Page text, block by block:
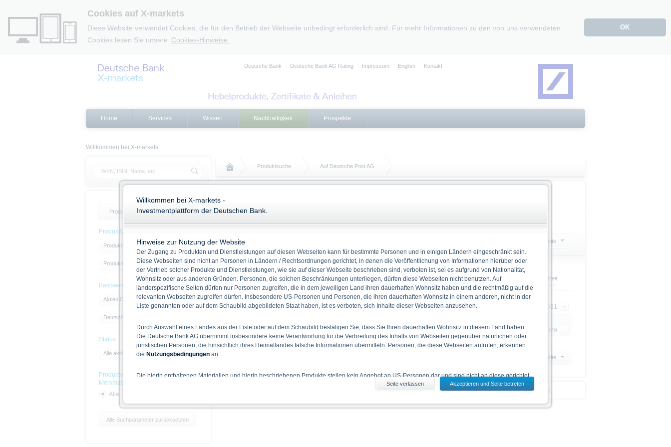
Cookies auf X-markets
Diese Website verwendet Cookies, die für den Betrieb der Webseite unbedingt erforderlich sind. Für mehr Informationen zu den von uns verwendeten
Cookies lesen Sie unsere Cookies-Hinweise.
OK
Deutsche Bank Deutsche Bank AG Rating Impressum English Kontakt
Home Services Wissen Nachhaltigkeit Prospekte
Willkommen bei X-markets.
Produktsuche Auf Deutsche Post AG
20 Ergebnisse pro Seite
Name/
WKN
Geld Brief
Bezugs-
verhältnis
Laufzeit
Deutsche Post AG Express-Zertifikat
DB9WMV
- - 2,050441
09.04.2031
DB9VWC
- - 2,608923 21.09.2029
20 Ergebnisse pro Seite
Disclaimer zur EU Referenzwerte-Verordnung und zu den Deutsche Bank Indikationen
Produktliste Produktfilter
Produkttyp
Produkttyp
Produkttyp
Basiswert
Aktien Deutschland
Deutsche Post AG
Status
Alle aktiven Produkte
Produkte mit Nachhaltigskeits-
Merkmalen
Alle
Alle Suchparameter zurücksetzen
Willkommen bei X-markets -
Investmentplattform der Deutschen Bank.
Hinweise zur Nutzung der Website
Der Zugang zu Produkten und Dienstleistungen auf diesen Webseiten kann für bestimmte Personen und in einigen Ländern eingeschränkt sein.
Diese Webseiten sind nicht an Personen in Ländern / Rechtsordnungen gerichtet, in denen die Veröffentlichung von Informationen hierüber oder
der Vertrieb solcher Produkte und Dienstleistungen, wie sie auf dieser Webseite beschrieben sind, verboten ist, sei es aufgrund von Nationalität,
Wohnsitz oder aus anderen Gründen. Personen, die solchen Beschränkungen unterliegen, dürfen diese Webseiten nicht benutzen. Auf
länderspezifische Seiten dürfen nur Personen zugreifen, die in dem jeweiligen Land ihren dauerhaften Wohnsitz haben und die rechtmäßig auf die
relevanten Webseiten zugreifen dürfen. Insbesondere US-Personen und Personen, die ihren dauerhaften Wohnsitz in einem anderen, nicht in der
Liste genannten oder auf dem Schaubild abgebildeten Staat haben, ist es verboten, sich Inhalte dieser Webseiten anzusehen.
Durch Auswahl eines Landes aus der Liste oder auf dem Schaubild bestätigen Sie, dass Sie Ihren dauerhaften Wohnsitz in diesem Land haben.
Die Deutsche Bank AG übernimmt insbesondere keine Verantwortung für die Verbreitung des Inhalts von Webseiten gegenüber natürlichen oder
juristischen Personen, die hinsichtlich ihres Heimatlandes falsche Informationen übermitteln. Personen, die diese Webseiten aufrufen, erkennen
die Nutzungsbedingungen an.
Die hierin enthaltenen Materialien und hierin beschriebenen Produkte stellen kein Angebot an US-Personen dar und sind nicht an diese gerichtet.
Der Zugang zu auf diesen Webseiten erhältlichen Informationen durch US-Personen und durch Personen, die in dem jeweils ausgewählten Land
Seite verlassen Akzeptieren und Seite betreten